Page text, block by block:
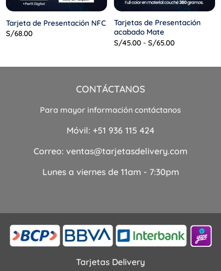
Tarjeta de Presentación NFC
S/68.00
Tarjetas de Presentación
acabado Mate
S/45.00 - S/65.00Rango
desde
CONTÁCTANOS
Para mayor información contáctanos
Móvil: +51 936 115 424
Correo: ventas@tarjetasdelivery.com
Lunes a viernes de 11am - 7:30pm
Tarjetas Delivery